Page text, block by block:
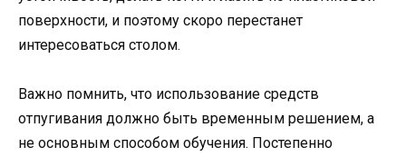
поверхности, и поэтому скоро перестанет
интересоваться столом.
Важно помнить, что использование средств
отпугивания должно быть временным решением, а
не основным способом обучения. Постепенно